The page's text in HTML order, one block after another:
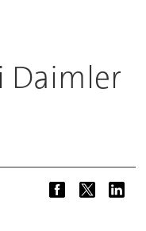
Daimler